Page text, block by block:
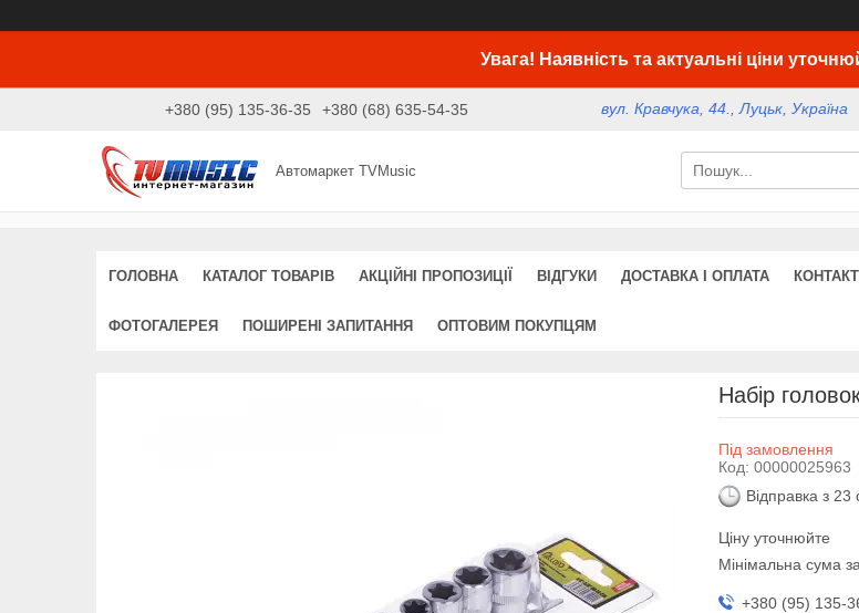
Увага! Наявність та актуальні ціни
+380 (95) 135-36-35 +380 (68) 635-54-35 вул. Кравчука, 44., Луцьк, Україна
Автомаркет TVMusic
ГОЛОВНА КАТАЛОГ ТОВАРІВ АКЦІЙНІ ПРОПОЗИЦІЇ ВІДГУКИ ДОСТАВКА І ОПЛАТА
ФОТОГАЛЕРЕЯ ПОШИРЕНІ ЗАПИТАННЯ ОПТОВИМ ПОКУПЦЯМ
Набір
Під замовлення
Код: 00000025963
Відправка з
Ціну уточнюйте
Мінімальна сума
+380 (95) 135-